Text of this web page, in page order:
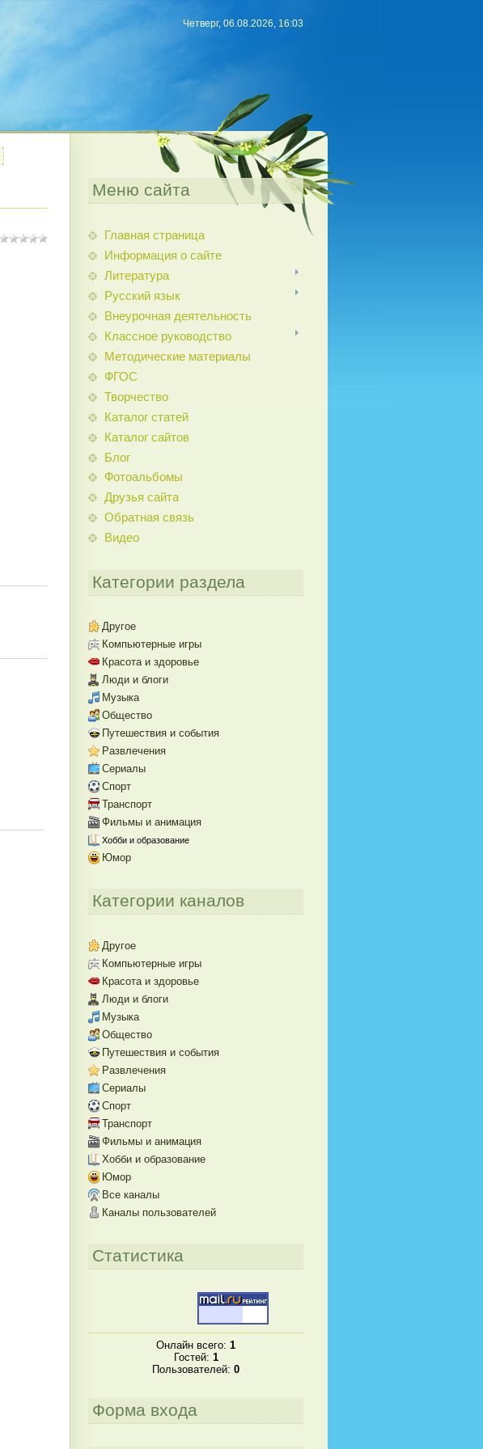
Четверг, 06.08.2026, 16:03
Меню сайта
Главная страница
Информация о сайте
Литература
Русский язык
Внеурочная деятельность
Классное руководство
Методические материалы
ФГОС
Творчество
Каталог статей
Каталог сайтов
Блог
Фотоальбомы
Друзья сайта
Обратная связь
Видео
Категории раздела
Другое
Компьютерные игры
Красота и здоровье
Люди и блоги
Музыка
Общество
Путешествия и события
Развлечения
Сериалы
Спорт
Транспорт
Фильмы и анимация
Хобби и образование
Юмор
Категории каналов
Другое
Компьютерные игры
Красота и здоровье
Люди и блоги
Музыка
Общество
Путешествия и события
Развлечения
Сериалы
Спорт
Транспорт
Фильмы и анимация
Хобби и образование
Юмор
Все каналы
Каналы пользователей
Статистика
Онлайн всего: 1
Гостей: 1
Пользователей: 0
Форма входа